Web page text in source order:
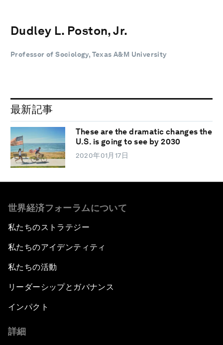
Dudley L. Poston, Jr.
Professor of Sociology, Texas A&M University
最新記事
These are the dramatic changes the
U.S. is going to see by 2030
2020年01月17日
世界経済フォーラムについて
私たちのストラテジー
私たちのアイデンティティ
私たちの活動
リーダーシップとガバナンス
インパクト
詳細